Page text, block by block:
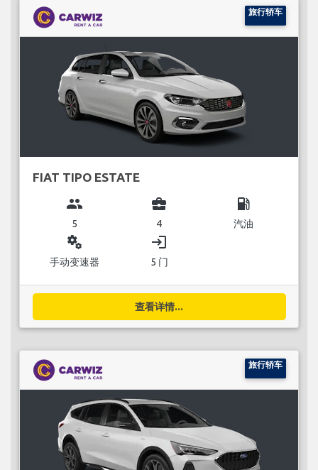
旅行轿车
FIAT TIPO ESTATE
group
5
business_center
4
local_gas_station
汽油
miscellaneous_services
手动变速器
login
5 门
查看详情...
旅行轿车